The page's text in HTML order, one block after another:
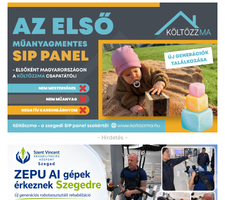
- Hirdetés -